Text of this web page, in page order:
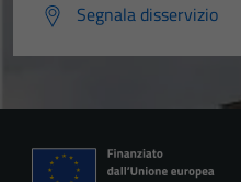
Segnala disservizio